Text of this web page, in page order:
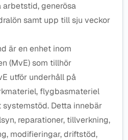
generösa
samt upp till sju veckor
är en enhet inom
(MvE) som tillhör
utför underhåll på
flygbasmateriel
Detta innebär
reparationer, tillverkning,
modifieringar, driftstöd,